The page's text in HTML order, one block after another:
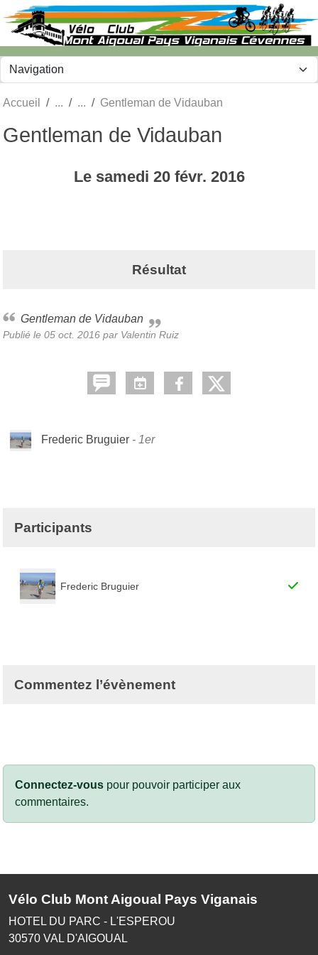
Accueil Gentleman de Vidauban
Gentleman de Vidauban
Le samedi 20 févr. 2016
Résultat
Gentleman de Vidauban
Publié le 05 oct. 2016 par Valentin Ruiz
Frederic Bruguier 1er
Participants
Frederic Bruguier
Commentez l’évènement
Connectez-vous pour pouvoir participer aux
commentaires.
Vélo Club Mont Aigoual Pays Viganais
HOTEL DU PARC - L'ESPEROU
30570 VAL D'AIGOUAL
Panneau de gestion des cookies